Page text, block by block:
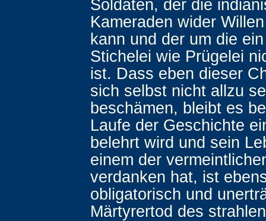
Soldaten, der die
Kameraden wider
kann und der um die
Stichelei wie Prügelei
ist. Dass eben dieser
sich selbst nicht allzu
beschämen, bleibt es
Laufe der Geschichte
belehrt wird und sein
einem der
verdanken hat, ist
obligatorisch und
Märtyrertod des